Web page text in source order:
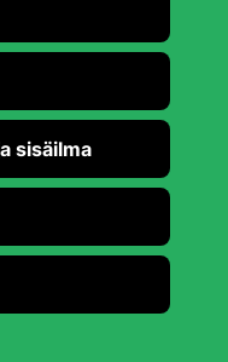
sisäilma